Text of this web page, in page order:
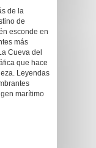
de la
de
esconde en
más
Cueva del
que hace
Leyendas
marítimo